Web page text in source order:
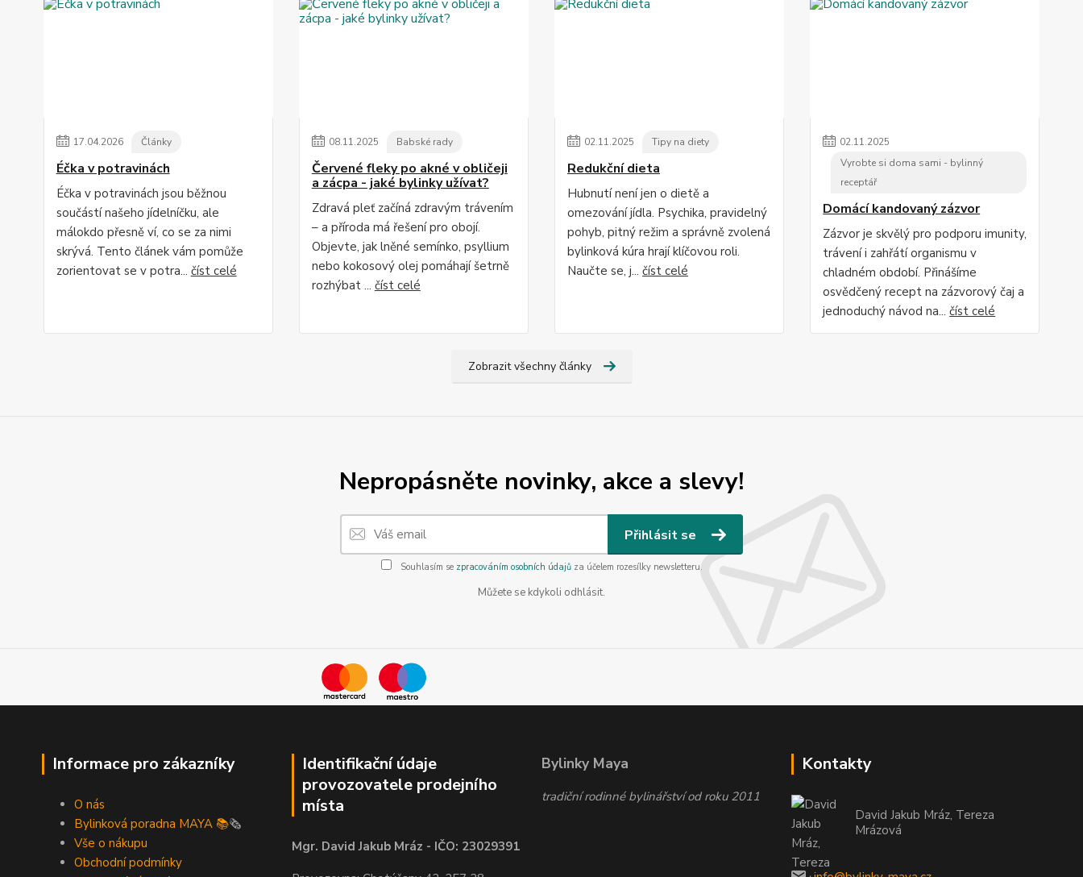
17.04.2026 Články
Éčka v potravinách
Éčka v potravinách jsou běžnou
součástí našeho jídelníčku, ale
málokdo přesně ví, co se za nimi
skrývá. Tento článek vám pomůže
zorientovat se v potra... číst celé
08.11.2025 Babské rady
Červené fleky po akné v obličeji
a zácpa - jaké bylinky užívat?
Zdravá pleť začíná zdravým trávením
– a příroda má řešení pro obojí.
Objevte, jak lněné semínko, psyllium
nebo kokosový olej pomáhají šetrně
rozhýbat ... číst celé
02.11.2025 Tipy na diety
Redukční dieta
Hubnutí není jen o dietě a
omezování jídla. Psychika, pravidelný
pohyb, pitný režim a správně zvolená
bylinková kúra hrají klíčovou roli.
Naučte se, j... číst celé
02.11.2025
Vyrobte si doma sami - bylinný
receptář
Domácí kandovaný zázvor
Zázvor je skvělý pro podporu imunity,
trávení i zahřátí organismu v
chladném období. Přinášíme
osvědčený recept na zázvorový čaj a
jednoduchý návod na...číst celé
Zobrazit všechny články
Nepropásněte novinky, akce a slevy!
Přihlásit se
Souhlasím se zpracováním osobních údajůza účelem rozesílky newsletteru.
Můžete se kdykoli odhlásit.
Informace pro zákazníky
O nás
Bylinková poradna MAYA 📚🗞️
Vše o nákupu
Obchodní podmínky
Identifikační údaje
provozovatele prodejního
místa
Mgr. David Jakub Mráz - IČO: 23029391
Bylinky Maya
tradiční rodinné bylinářství od roku 2011
Kontakty
David Jakub Mráz, Tereza
Mrázová